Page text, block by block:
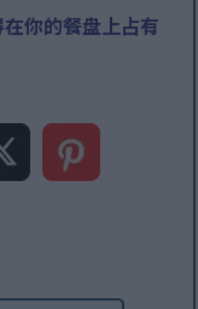
你的餐盘上占有